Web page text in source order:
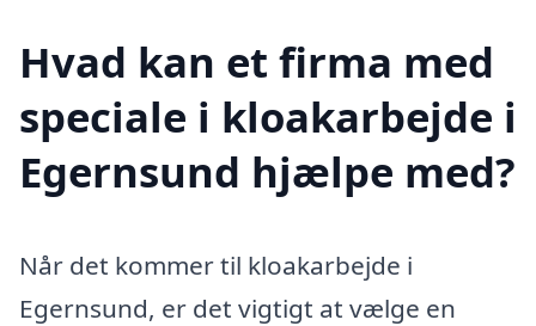
Hvad kan et firma med
speciale i kloakarbejde i
Egernsund hjælpe med?
Når det kommer til kloakarbejde i
Egernsund, er det vigtigt at vælge en